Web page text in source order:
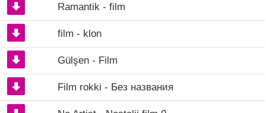
Ramantik - film
film - klon
Gülşen - Film
Film rokki - Без названия